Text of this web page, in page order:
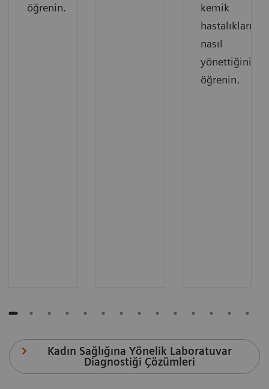
öğrenin.
kemik
hastalıklarını
nasıl
yönettiğini
öğrenin.
Kadın Sağlığına Yönelik Laboratuvar
Diagnostiği Çözümleri